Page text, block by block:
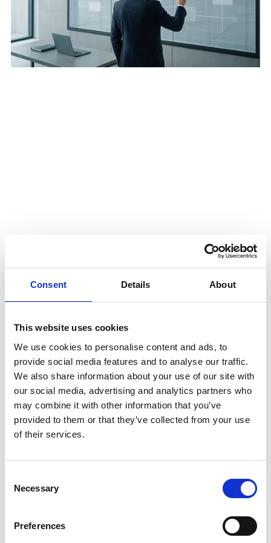
Consent Details About
This website uses cookies
We use cookies to personalise content and ads, to
provide social media features and to analyse our traffic.
We also share information about your use of our site with
our social media, advertising and analytics partners who
may combine it with other information that you’ve
provided to them or that they’ve collected from your use
of their services.
Selection
Necessary
Preferences
Gleichzeitig steigen regulatorische Anforderungen
und der Druck durch agile Wettbewerber wie
Fintechs.
veralteten Systemen, starren Prozessen und
komplexen IT-Landschaften.
Die Folge: digitale Projekte verzögern sich – oder
scheitern an der Realität.
Wie DI Experts helfen